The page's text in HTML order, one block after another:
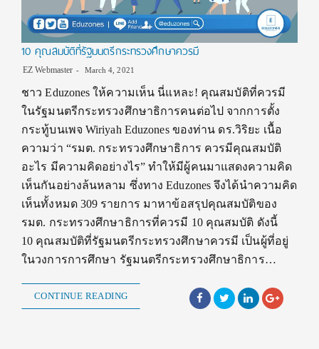
10 คุณสมบัติที่รัฐมนตรีกระทรวงศึกษาควรมี
EZ Webmaster March 4, 2021
ชาว Eduzones ให้ความเห็น นี่แหละ! คุณสมบัติที่ควรมี
ในรัฐมนตรีกระทรวงศึกษาธิการคนต่อไป จากการตั้ง
กระทู้บนเพจ Wiriyah Eduzones ของท่าน ดร.วิริยะ เนื้อ
ความว่า “รมต. กระทรวงศึกษาธิการ ควรมีคุณสมบัติ
อะไร มีความคิดอย่างไร” ทำให้มีผู้คนมาแสดงความคิด
เห็นกันอย่างล้นหลาม ซึ่งทาง Eduzones จึงได้นำความคิด
เห็นทั้งหมด 309 รายการ มาหาข้อสรุปคุณสมบัติของ
รมต. กระทรวงศึกษาธิการที่ควรมี 10 คุณสมบัติ ดังนี้
10 คุณสมบัติที่รัฐมนตรีกระทรวงศึกษาควรมี เป็นผู้ที่อยู่
ในวงการการศึกษา รัฐมนตรีกระทรวงศึกษาธิการ…
CONTINUE READING